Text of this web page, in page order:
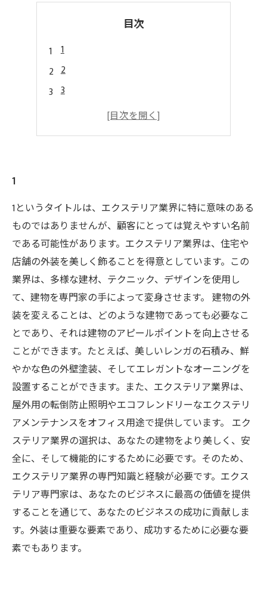
目次
1
2
3
1
1というタイトルは、エクステリア業界に特に意味のある
ものではありませんが、顧客にとっては覚えやすい名前
である可能性があります。エクステリア業界は、住宅や
店舗の外装を美しく飾ることを得意としています。この
業界は、多様な建材、テクニック、デザインを使用し
て、建物を専門家の手によって変身させます。 建物の外
装を変えることは、どのような建物であっても必要なこ
とであり、それは建物のアピールポイントを向上させる
ことができます。たとえば、美しいレンガの石積み、鮮
やかな色の外壁塗装、そしてエレガントなオーニングを
設置することができます。また、エクステリア業界は、
屋外用の転倒防止照明やエコフレンドリーなエクステリ
アメンテナンスをオフィス用途で提供しています。 エク
ステリア業界の選択は、あなたの建物をより美しく、安
全に、そして機能的にするために必要です。そのため、
エクステリア業界の専門知識と経験が必要です。エクス
テリア専門家は、あなたのビジネスに最高の価値を提供
することを通じて、あなたのビジネスの成功に貢献しま
す。外装は重要な要素であり、成功するために必要な要
素でもあります。